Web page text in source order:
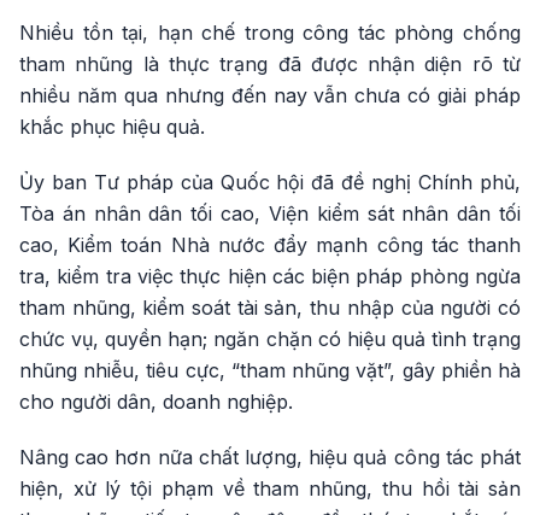
Nhiều tồn tại, hạn chế trong công tác phòng chống
tham nhũng là thực trạng đã được nhận diện rõ từ
nhiều năm qua nhưng đến nay vẫn chưa có giải pháp
khắc phục hiệu quả.
Ủy ban Tư pháp của Quốc hội đã đề nghị Chính phủ,
Tòa án nhân dân tối cao, Viện kiểm sát nhân dân tối
cao, Kiểm toán Nhà nước đẩy mạnh công tác thanh
tra, kiểm tra việc thực hiện các biện pháp phòng ngừa
tham nhũng, kiểm soát tài sản, thu nhập của người có
chức vụ, quyền hạn; ngăn chặn có hiệu quả tình trạng
nhũng nhiễu, tiêu cực, “tham nhũng vặt”, gây phiền hà
cho người dân, doanh nghiệp.
Nâng cao hơn nữa chất lượng, hiệu quả công tác phát
hiện, xử lý tội phạm về tham nhũng, thu hồi tài sản